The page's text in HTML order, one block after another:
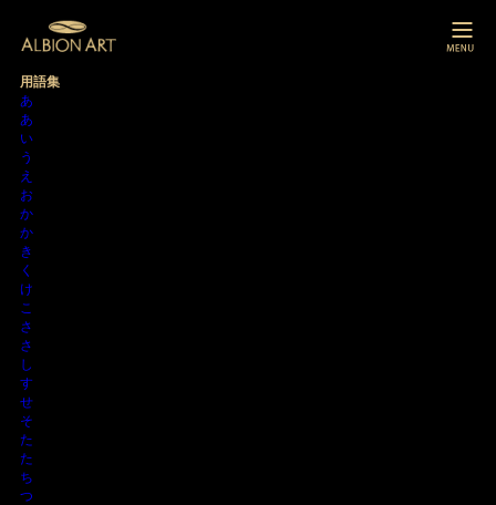
用語集
あ
あ
い
う
え
お
か
か
き
く
け
こ
さ
さ
し
す
せ
そ
た
た
ち
つ